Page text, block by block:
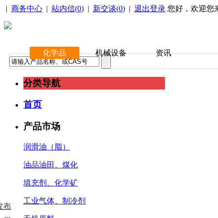
| 商务中心 | 站内信(0) | 新交谈(0) | 退出登录 您好，欢迎您
化学品 机械设备 资讯
分类导航
首页
产品市场
润滑油（脂）
油品油田、煤化
填充剂、化学矿
工业气体、制冷剂
布